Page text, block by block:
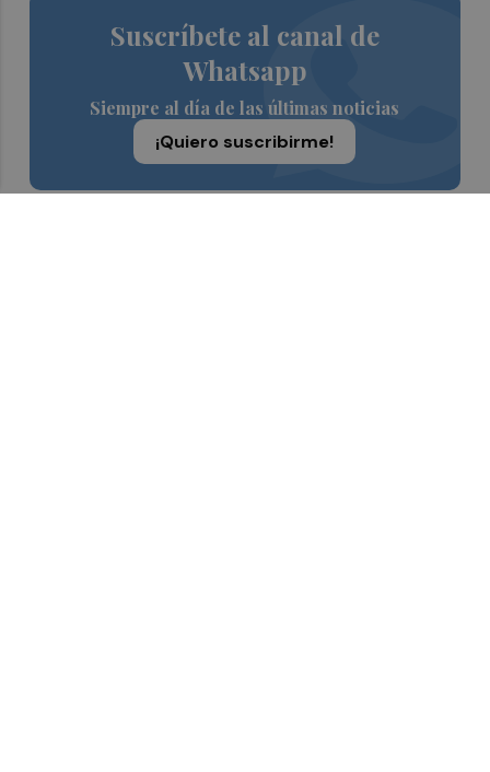
Suscríbete al canal de
Whatsapp
Siempre al día de las últimas noticias
¡Quiero suscribirme!